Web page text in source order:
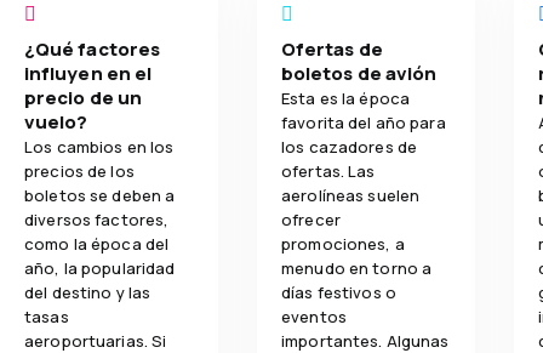
¿Qué factores
influyen en el
precio de un
vuelo?
Los cambios en los
precios de los
boletos se deben a
diversos factores,
como la época del
año, la popularidad
del destino y las
tasas
aeroportuarias. Si
Ofertas de
boletos de avión
Esta es la época
favorita del año para
los cazadores de
ofertas. Las
aerolíneas suelen
ofrecer
promociones, a
menudo en torno a
días festivos o
eventos
importantes. Algunas